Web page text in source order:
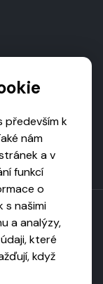
ND
především k
nám
a v
funkcí
o
s našimi
a analýzy,
které
když